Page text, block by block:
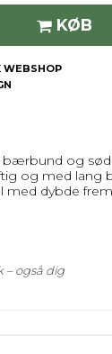
KØB
WEBSHOP
og sød
og med lang
dybde
– også dig